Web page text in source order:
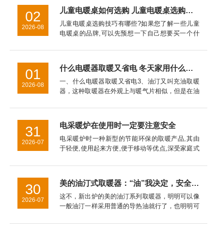
油汀电暖器因热惯性大...
儿童电暖桌如何选购 儿童电暖桌选购技巧【详细介绍】
儿童电暖桌选购技巧有哪些?如果您了解一些儿童
电暖桌的品牌,可以先预想一下自己想要买一个什
选技巧的介绍，希望对于家长挑选儿童电暖桌是有
02
2026-08
什么电暖器取暖又省电 冬天家用什么取暖器好
一、什么电暖器取暖又省电3、油汀又叫充油取暖
器，这种取暖器在外观上与暖气片相似，但是在油
而使室内温度升高。二、冬天家用什么取暖器好
2、热式取暖器3、电热膜取...
01
2026-08
电采暖炉在使用时一定要注意安全
电采暖炉时一种新型的节能环保的取暖产品,其由
于轻便,使用起来方便,便于移动等优点,深受家庭式
控制散热,使得环境稳定保持在一个恒定的范围内,
科学,合理技能环保...
31
2026-07
美的油汀式取暖器：“油”我决定，安全给你
这不，新出炉的美的油汀系列取暖器，明明可以像
一般油汀一样采用普通的导热油就行了，也明明可
坚决不干。在这一点上，美的油汀式取暖器对这种
30
2026-07